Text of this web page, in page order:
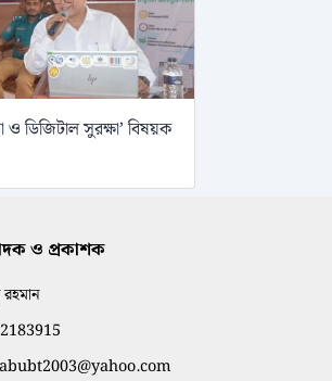
ও ডিজিটাল সুরক্ষা’ বিষয়ক
ও প্রকাশক